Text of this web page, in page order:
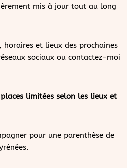
mis à jour tout au long
horaires et lieux des prochaines
sociaux ou contactez-moi
limitées selon les lieux et
pour une parenthèse de